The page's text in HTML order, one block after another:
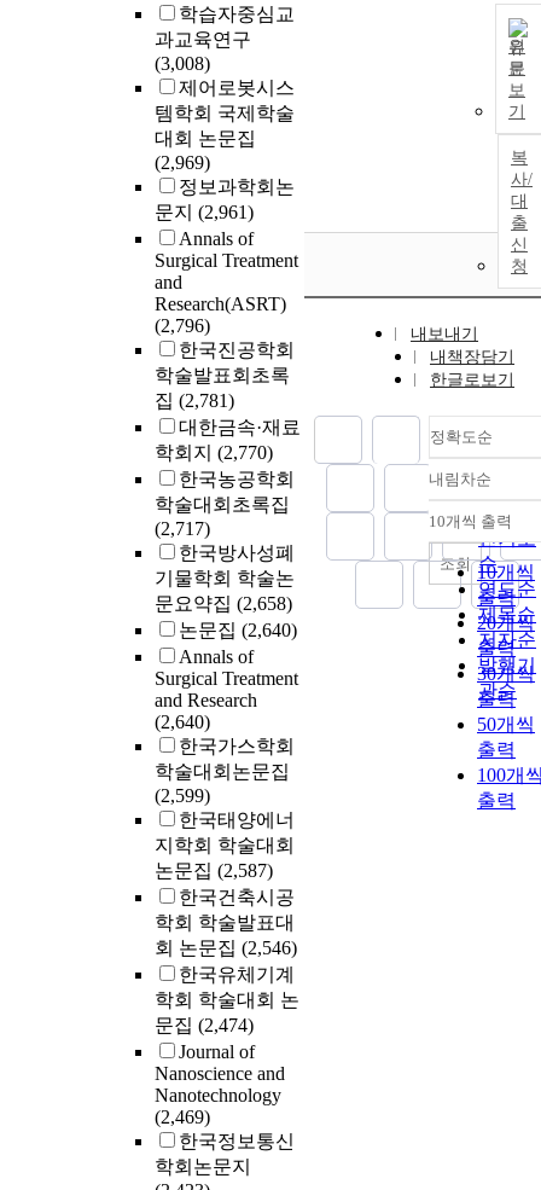
학습자중심교
과교육연구
(3,008)
제어로봇시스
템학회 국제학술
대회 논문집
(2,969)
정보과학회논
문지 (2,961)
Annals of
Surgical Treatment
and
Research(ASRT)
(2,796)
한국진공학회
학술발표회초록
집 (2,781)
대한금속·재료
학회지 (2,770)
한국농공학회
학술대회초록집
(2,717)
한국방사성폐
기물학회 학술논
문요약집 (2,658)
논문집 (2,640)
Annals of
Surgical Treatment
and Research
(2,640)
한국가스학회
학술대회논문집
(2,599)
한국태양에너
지학회 학술대회
논문집 (2,587)
한국건축시공
학회 학술발표대
회 논문집 (2,546)
한국유체기계
학회 학술대회 논
문집 (2,474)
Journal of
Nanoscience and
Nanotechnology
(2,469)
한국정보통신
학회논문지
원
문
보
기
복
사/
대
출
신
청
내보내기
내책장담기
한글로보기
정확도순
정확도
순
인기도
순
연도순
제목순
저자순
발행기
관순
내림차순
내림차
10개씩 출력
10개씩
출력
20개씩
출력
30개씩
출력
50개씩
출력
100개
출력
조회